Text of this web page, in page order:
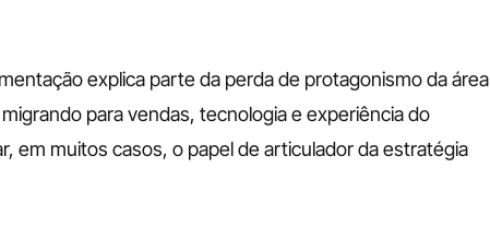
explica parte da perda de protagonismo da área
para vendas, tecnologia e experiência do
em muitos casos, o papel de articulador da estratégia